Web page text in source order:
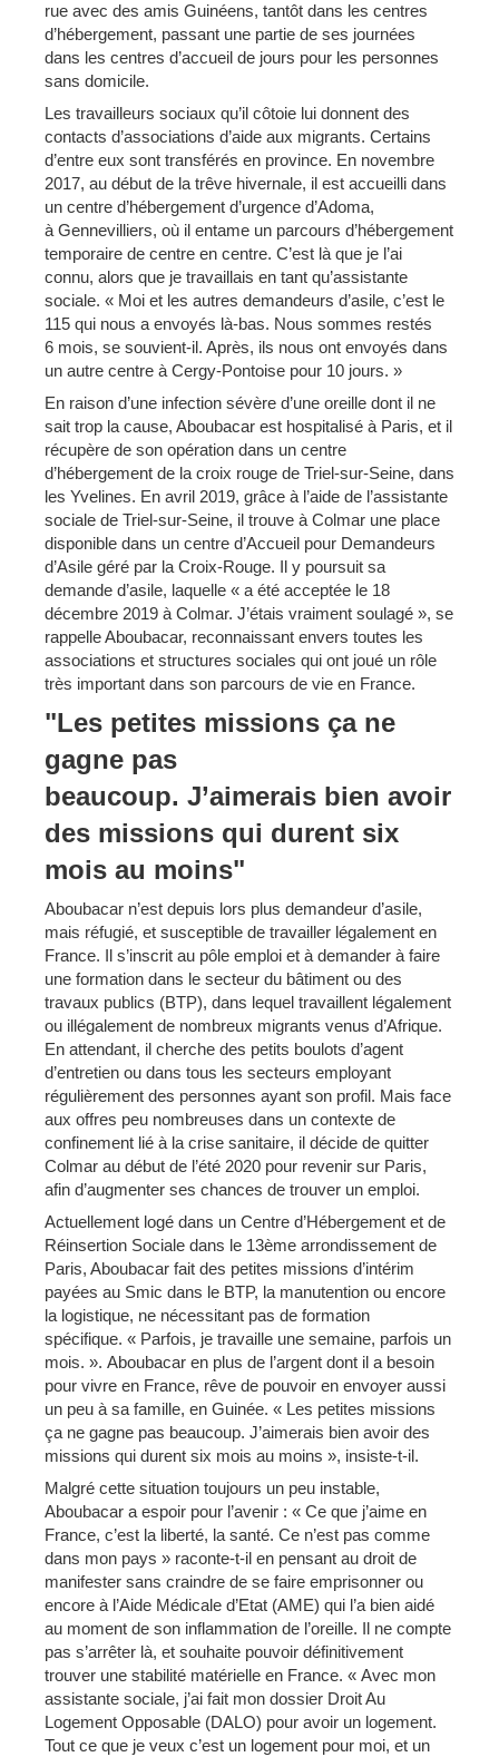
rue avec des amis Guinéens, tantôt dans les centres
d’hébergement, passant une partie de ses journées
dans les centres d’accueil de jours pour les personnes
sans domicile.
Les travailleurs sociaux qu’il côtoie lui donnent des
contacts d’associations d’aide aux migrants. Certains
d’entre eux sont transférés en province. En novembre
2017, au début de la trêve hivernale, il est accueilli dans
un centre d’hébergement d’urgence d’Adoma,
à Gennevilliers, où il entame un parcours d’hébergement
temporaire de centre en centre. C’est là que je l’ai
connu, alors que je travaillais en tant qu’assistante
sociale. « Moi et les autres demandeurs d’asile, c’est le
115 qui nous a envoyés là-bas. Nous sommes restés
6 mois, se souvient-il. Après, ils nous ont envoyés dans
un autre centre à Cergy-Pontoise pour 10 jours. »
En raison d’une infection sévère d’une oreille dont il ne
sait trop la cause, Aboubacar est hospitalisé à Paris, et il
récupère de son opération dans un centre
d’hébergement de la croix rouge de Triel-sur-Seine, dans
les Yvelines. En avril 2019, grâce à l’aide de l’assistante
sociale de Triel-sur-Seine, il trouve à Colmar une place
disponible dans un centre d’Accueil pour Demandeurs
d’Asile géré par la Croix-Rouge. Il y poursuit sa
demande d’asile, laquelle « a été acceptée le 18
décembre 2019 à Colmar. J’étais vraiment soulagé », se
rappelle Aboubacar, reconnaissant envers toutes les
associations et structures sociales qui ont joué un rôle
très important dans son parcours de vie en France.
"Les petites missions ça ne
gagne pas
beaucoup. J’aimerais bien avoir
des missions qui durent six
mois au moins"
Aboubacar n’est depuis lors plus demandeur d’asile,
mais réfugié, et susceptible de travailler légalement en
France. Il s’inscrit au pôle emploi et à demander à faire
une formation dans le secteur du bâtiment ou des
travaux publics (BTP), dans lequel travaillent légalement
ou illégalement de nombreux migrants venus d’Afrique.
En attendant, il cherche des petits boulots d’agent
d’entretien ou dans tous les secteurs employant
régulièrement des personnes ayant son profil. Mais face
aux offres peu nombreuses dans un contexte de
confinement lié à la crise sanitaire, il décide de quitter
Colmar au début de l’été 2020 pour revenir sur Paris,
afin d’augmenter ses chances de trouver un emploi.
Actuellement logé dans un Centre d’Hébergement et de
Réinsertion Sociale dans le 13ème arrondissement de
Paris, Aboubacar fait des petites missions d’intérim
payées au Smic dans le BTP, la manutention ou encore
la logistique, ne nécessitant pas de formation
spécifique. « Parfois, je travaille une semaine, parfois un
mois. ». Aboubacar en plus de l’argent dont il a besoin
pour vivre en France, rêve de pouvoir en envoyer aussi
un peu à sa famille, en Guinée. « Les petites missions
ça ne gagne pas beaucoup. J’aimerais bien avoir des
missions qui durent six mois au moins », insiste-t-il.
Malgré cette situation toujours un peu instable,
Aboubacar a espoir pour l’avenir : « Ce que j’aime en
France, c’est la liberté, la santé. Ce n’est pas comme
dans mon pays » raconte-t-il en pensant au droit de
manifester sans craindre de se faire emprisonner ou
encore à l’Aide Médicale d’Etat (AME) qui l’a bien aidé
au moment de son inflammation de l’oreille. Il ne compte
pas s’arrêter là, et souhaite pouvoir définitivement
trouver une stabilité matérielle en France. « Avec mon
assistante sociale, j’ai fait mon dossier Droit Au
Logement Opposable (DALO) pour avoir un logement.
Tout ce que je veux c’est un logement pour moi, et un